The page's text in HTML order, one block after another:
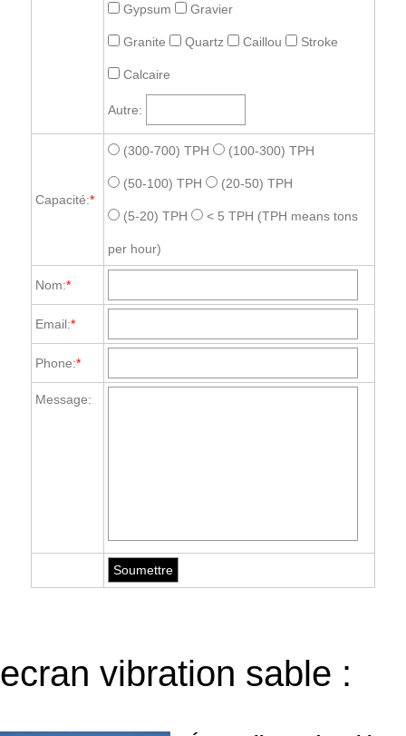
Gypsum Gravier
Granite Quartz Caillou Stroke
Calcaire
Autre:
Capacité:*
(300-700) TPH (100-300) TPH
(50-100) TPH (20-50) TPH
(5-20) TPH < 5 TPH (TPH means tons
per hour)
Nom:*
Email:*
Phone:*
Message:
ecran vibration sable :